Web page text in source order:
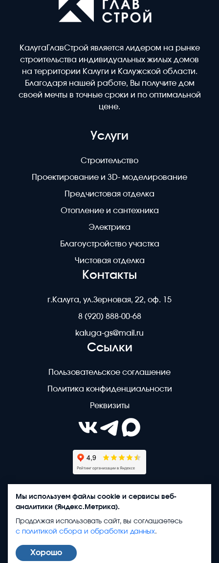
КалугаГлавСтрой является лидером на рынке
строительства индивидуальных жилых домов
на территории Калуги и Калужской области.
Благодаря нашей работе, Вы получите дом
своей мечты в точные сроки и по оптимальной
цене.
Услуги
Строительство
Проектирование и 3D- моделирование
Предчистовая отделка
Отопление и сантехника
Электрика
Благоустройство участка
Чистовая отделка
Контакты
г.Калуга, ул.Зерновая, 22, оф. 15
8 (920) 888-00-68
kaluga-gs@mail.ru
Ссылки
Пользовательское соглашение
Политика конфиденциальности
Реквизиты
Copyright © 2020 - 2026. КалугаГлавСтрой. Разработка и
Политика конфиденциальности
Пользовательское соглашение
Мы используем файлы cookie и сервисы веб-
аналитики (Яндекс.Метрика).
Продолжая использовать сайт, вы соглашаетесь
с политикой сбора и обработки данных.
Хорошо